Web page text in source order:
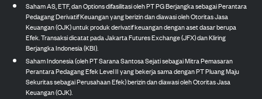
Saham AS, ETF, dan Options difasilitasi oleh PT PG Berjangka sebagai Perantara
Pedagang Derivatif Keuangan yang berizin dan diawasi oleh Otoritas Jasa
Keuangan (OJK) untuk produk derivatif keuangan dengan aset dasar berupa
Efek. Transaksi dicatat pada Jakarta Futures Exchange (JFX) dan Kliring
Berjangka Indonesia (KBI).
Saham Indonesia (oleh PT Sarana Santosa Sejati sebagai Mitra Pemasaran
Perantara Pedagang Efek Level II yang bekerja sama dengan PT Pluang Maju
Sekuritas sebagai Perusahaan Efek) berizin dan diawasi oleh Otoritas Jasa
Keuangan (OJK).